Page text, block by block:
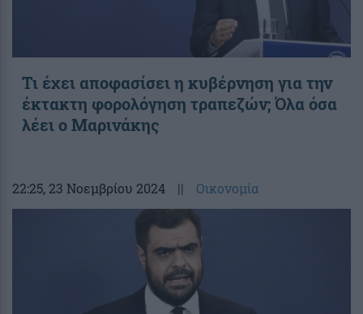
Τι έχει αποφασίσει η κυβέρνηση για την
έκτακτη φορολόγηση τραπεζών; Όλα όσα
λέει ο Μαρινάκης
22:25, 23 Νοεμβρίου 2024 || Οικονομία